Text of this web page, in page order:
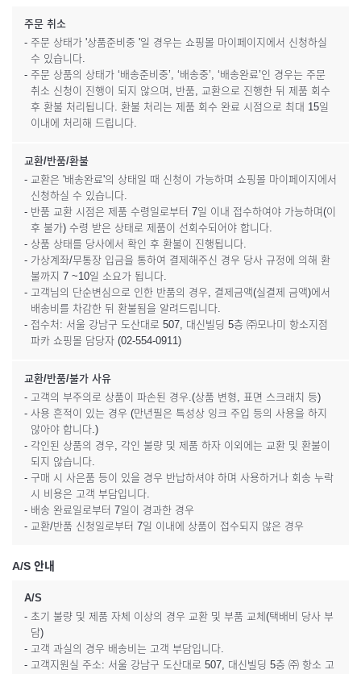
주문 취소
- 주문 상태가 '상품준비중 '일 경우는 쇼핑몰 마이페이지에서 신청하실
수 있습니다.
- 주문 상품의 상태가 ‘배송준비중’, ‘배송중’, ‘배송완료’인 경우는 주문
취소 신청이 진행이 되지 않으며, 반품, 교환으로 진행한 뒤 제품 회수
후 환불 처리됩니다. 환불 처리는 제품 회수 완료 시점으로 최대 15일
이내에 처리해 드립니다.
교환/반품/환불
- 교환은 '배송완료'의 상태일 때 신청이 가능하며 쇼핑몰 마이페이지에서
신청하실 수 있습니다.
- 반품 교환 시점은 제품 수령일로부터 7일 이내 접수하여야 가능하며(이
후 불가) 수령 받은 상태로 제품이 선회수되어야 합니다.
- 상품 상태를 당사에서 확인 후 환불이 진행됩니다.
- 가상계좌/무통장 입금을 통하여 결제해주신 경우 당사 규정에 의해 환
불까지 7 ~10일 소요가 됩니다.
- 고객님의 단순변심으로 인한 반품의 경우, 결제금액(실결제 금액)에서
배송비를 차감한 뒤 환불됨을 알려드립니다.
- 접수처: 서울 강남구 도산대로 507, 대신빌딩 5층 ㈜모나미 항소지점
파카 쇼핑몰 담당자 (02-554-0911)
교환/반품/불가 사유
- 고객의 부주의로 상품이 파손된 경우.(상품 변형, 표면 스크래치 등)
- 사용 흔적이 있는 경우 (만년필은 특성상 잉크 주입 등의 사용을 하지
않아야 합니다.)
- 각인된 상품의 경우, 각인 불량 및 제품 하자 이외에는 교환 및 환불이
되지 않습니다.
- 구매 시 사은품 등이 있을 경우 반납하셔야 하며 사용하거나 회송 누락
시 비용은 고객 부담입니다.
- 배송 완료일로부터 7일이 경과한 경우
- 교환/반품 신청일로부터 7일 이내에 상품이 접수되지 않은 경우
A/S 안내
A/S
- 초기 불량 및 제품 자체 이상의 경우 교환 및 부품 교체(택배비 당사 부
담)
- 고객 과실의 경우 배송비는 고객 부담입니다.
- 고객지원실 주소: 서울 강남구 도산대로 507, 대신빌딩 5층 ㈜ 항소 고